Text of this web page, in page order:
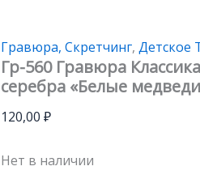
Гравюра, Скретчинг, Детское
Гр-560 Гравюра
серебра «Белые
120,00 ₽
Нет в наличии